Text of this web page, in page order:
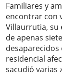
Familiares y
encontrar con
Villaurrutia, su
de apenas
residencial
sacudió varias